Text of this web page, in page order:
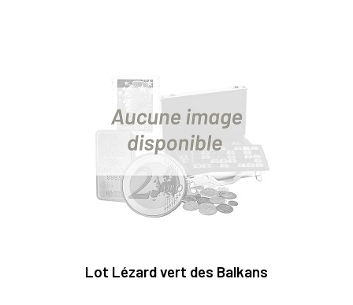
Lot Lézard vert des Balkans